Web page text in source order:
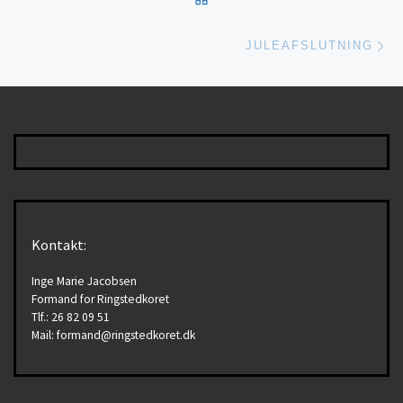
JULEAFSLUTNING
Kontakt:
Inge Marie Jacobsen
Formand for Ringstedkoret
Tlf.: 26 82 09 51
Mail: formand@ringstedkoret.dk